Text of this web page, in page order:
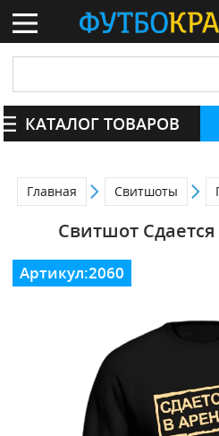
КАТАЛОГ ТОВАРОВ
Главная Свитшоты
Свитшот Сдается
Артикул:2060